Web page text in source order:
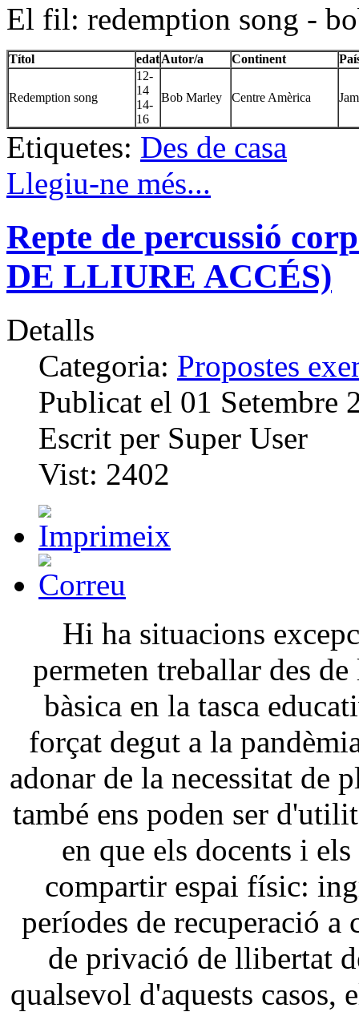
El fil: redemption song -
Títol edatAutor/a Continent
Redemption song
12-
14
14-
16
Bob Marley Centre Amèrica
Etiquetes: Des de casa
Llegiu-ne més...
Repte de percussió
DE LLIURE ACCÉS)
Detalls
Categoria: Propostes
Publicat el 01 Setembre
Escrit per Super User
Vist: 2402
Hi ha situacions
permeten treballar des
bàsica en la tasca
forçat degut a la
adonar de la necessitat de
també ens poden ser
en que els docents i
compartir espai físic:
períodes de recuperació a
de privació de llibertat
qualsevol d'aquests casos,